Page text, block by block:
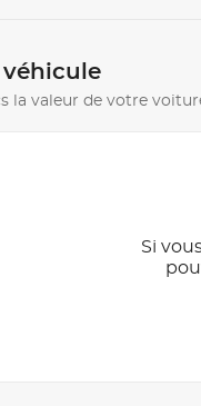
véhicule
la valeur de votre
Si